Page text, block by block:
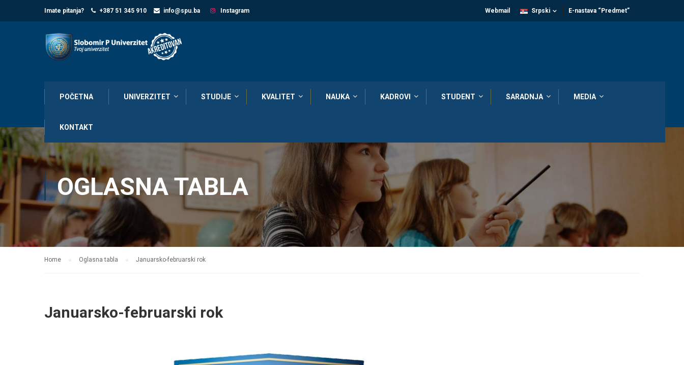
Imate pitanja? +387 51 345 910 info@spu.ba Instagram E-nastava “Predmet”
Srpski
Webmail
POČETNA UNIVERZITET STUDIJE KVALITET NAUKA KADROVI STUDENT SARADNJA MEDIA
KONTAKT
OGLASNA TABLA
Home Oglasna tabla Januarsko-februarski rok
Januarsko-februarski rok